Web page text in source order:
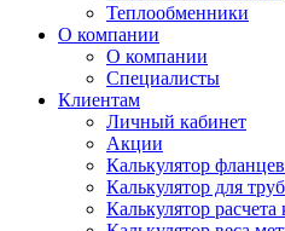
Теплообменники
О компании
О компании
Специалисты
Клиентам
Личный кабинет
Акции
Калькулятор фланцев
Калькулятор для труб
Калькулятор расчета